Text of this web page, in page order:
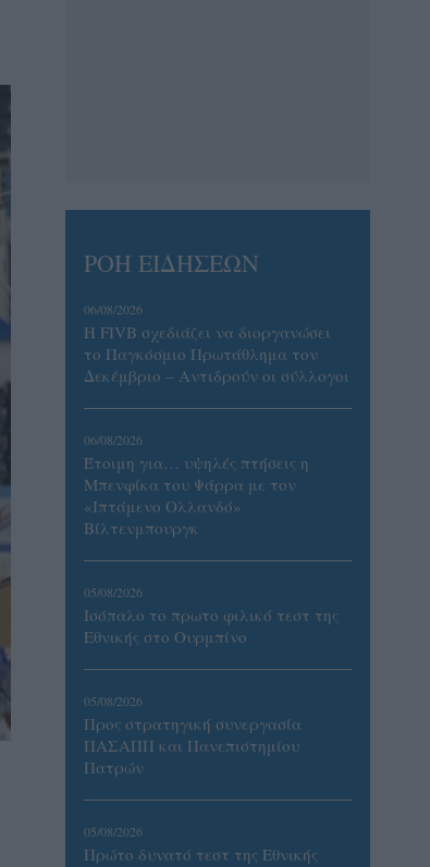
ΡΟΗ ΕΙΔΗΣΕΩΝ
06/08/2026
Η FIVB σχεδιάζει να διοργανώσει
το Παγκόσμιο Πρωτάθλημα τον
Δεκέμβριο – Αντιδρούν οι σύλλογοι
06/08/2026
Έτοιμη για… υψηλές πτήσεις η
Μπενφίκα του Ψάρρα με τον
«Ιπτάμενο Ολλανδό»
Βίλτενμπουργκ
05/08/2026
Ισόπαλο το πρωτο φιλικό τεστ της
Εθνικής στο Ουρμπίνο
05/08/2026
Προς στρατηγική συνεργασία
ΠΑΣΑΠΠ και Πανεπιστημίου
Πατρών
05/08/2026
Πρώτο δυνατό τεστ της Εθνικής